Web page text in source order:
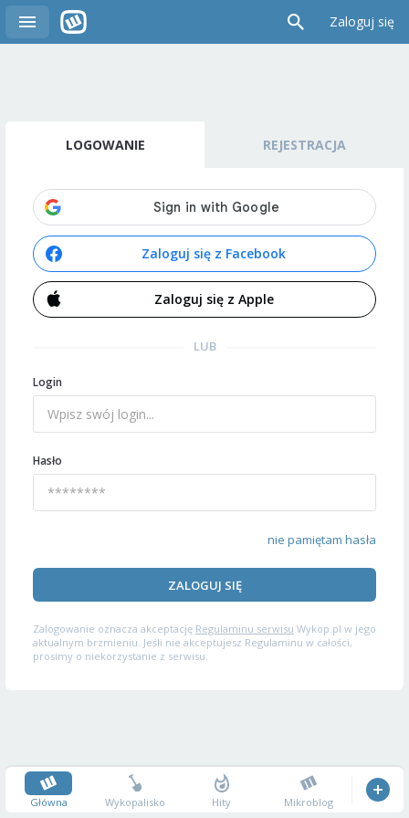
Zaloguj się
LOGOWANIE REJESTRACJA
Zaloguj się z Facebook
Zaloguj się z Apple
LUB
Login
Hasło
nie pamiętam hasła
ZALOGUJ SIĘ
Zalogowanie oznacza akceptację Regulaminu serwisu Wykop.pl w jego
aktualnym brzmieniu. Jeśli nie akceptujesz Regulaminu w całości,
prosimy o niekorzystanie z serwisu.
Główna Wykopalisko Hity Mikroblog